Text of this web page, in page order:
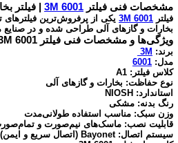
مشخصات فنی فیلتر 3M 6001 | فیلتر
فیلتر 3M 6001
بخارات و گازهای آلی طراحی شده و در صنایع
ویژگی‌ها و مشخصات فنی فیلتر 6001 3M
برند: 3M
مدل: 6001
کلاس فیلتر: A1
نوع حفاظت: بخارات و گازهای آلی
استاندارد: NIOSH
رنگ بدنه: مشکی
وزن سبک: مناسب استفاده طولانی‌مدت
قابلیت نصب: ماسک‌های نیم‌صورت و تمام‌صورت سری
سیستم اتصال: Bayonet (اتصال سریع و ایمن)